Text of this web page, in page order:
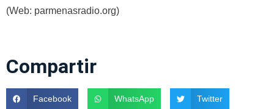
(Web: parmenasradio.org)
Compartir
Facebook WhatsApp Twitter